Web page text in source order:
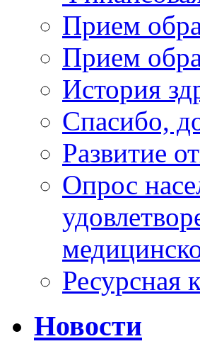
Прием
Прием
История
Спасибо,
Развитие
Опрос
Ресурсная
Новости